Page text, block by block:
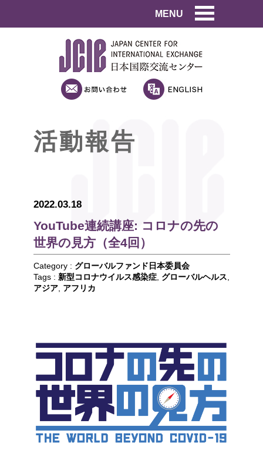
MENU
活動報告
2022.03.18
YouTube連続講座: コロナの先の
世界の見方（全4回）
Category : グローバルファンド日本委員会
Tags : 新型コロナウイルス感染症, グローバルヘルス
アジア, アフリカ